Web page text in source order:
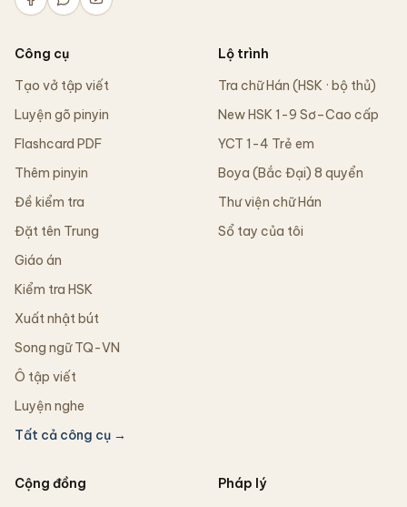
Công cụ
Tạo vở tập viết
Luyện gõ pinyin
Flashcard PDF
Thêm pinyin
Đề kiểm tra
Đặt tên Trung
Giáo án
Kiểm tra HSK
Xuất nhật bút
Song ngữ TQ-VN
Ô tập viết
Luyện nghe
Tất cả công cụ →
Lộ trình
Tra chữ Hán (HSK · bộ thủ)
New HSK 1-9 Sơ–Cao cấp
YCT 1-4 Trẻ em
Boya (Bắc Đại) 8 quyển
Thư viện chữ Hán
Sổ tay của tôi
Cộng đồng Pháp lý